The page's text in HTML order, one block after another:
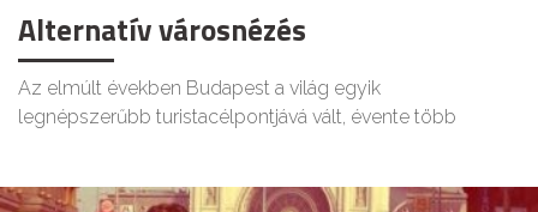
Alternatív városnézés
Az elmúlt években Budapest a világ egyik
legnépszerűbb turistacélpontjává vált, évente több